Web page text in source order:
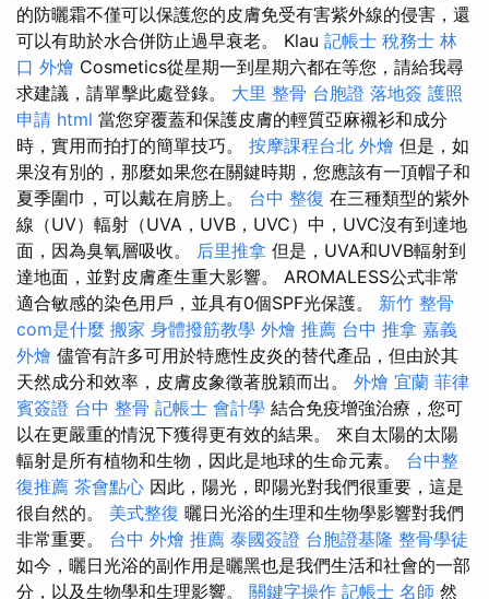
的防曬霜不僅可以保護您的皮膚免受有害紫外線的侵害，還
可以有助於水合併防止過早衰老。 Klau 記帳士 稅務士 林
口 外燴 Cosmetics從星期一到星期六都在等您，請給我尋
求建議，請單擊此處登錄。 大里 整骨 台胞證 落地簽 護照
申請 html 當您穿覆蓋和保護皮膚的輕質亞麻襯衫和成分
時，實用而拍打的簡單技巧。 按摩課程台北 外燴 但是，如
果沒有別的，那麼如果您在關鍵時期，您應該有一頂帽子和
夏季圍巾，可以戴在肩膀上。 台中 整復 在三種類型的紫外
線（UV）輻射（UVA，UVB，UVC）中，UVC沒有到達地
面，因為臭氧層吸收。 后里推拿 但是，UVA和UVB輻射到
達地面，並對皮膚產生重大影響。 AROMALESS公式非常
適合敏感的染色用戶，並具有0個SPF光保護。 新竹 整骨
com是什麼 搬家 身體撥筋教學 外燴 推薦 台中 推拿 嘉義
外燴 儘管有許多可用於特應性皮炎的替代產品，但由於其
天然成分和效率，皮膚皮象徵著脫穎而出。 外燴 宜蘭 菲律
賓簽證 台中 整骨 記帳士 會計學 結合免疫增強治療，您可
以在更嚴重的情況下獲得更有效的結果。 來自太陽的太陽
輻射是所有植物和生物，因此是地球的生命元素。 台中整
復推薦 茶會點心 因此，陽光，即陽光對我們很重要，這是
很自然的。 美式整復 曬日光浴的生理和生物學影響對我們
非常重要。 台中 外燴 推薦 泰國簽證 台胞證基隆 整骨學徒
如今，曬日光浴的副作用是曬黑也是我們生活和社會的一部
分，以及生物學和生理影響。 關鍵字操作 記帳士 名師 然